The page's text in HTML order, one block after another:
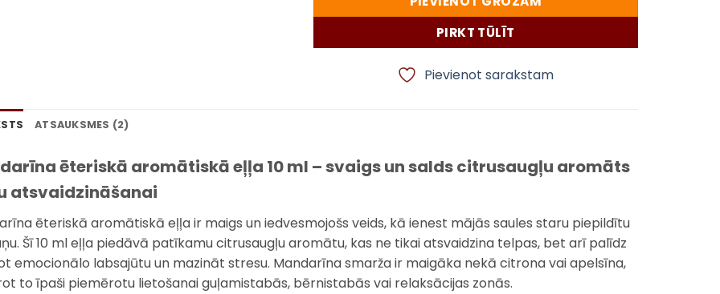
PIRKT TŪLĪT
Pievienot sarakstam
ATSAUKSMES (2)
ēteriskā aromātiskā eļļa 10 ml – svaigs un salds citrusaugļu aromāts
atsvaidzināšanai
ēteriskā aromātiskā eļļa ir maigs un iedvesmojošs veids, kā ienest mājās saules staru piepildītu
Šī 10 ml eļļa piedāvā patīkamu citrusaugļu aromātu, kas ne tikai atsvaidzina telpas, bet arī palīdz
emocionālo labsajūtu un mazināt stresu. Mandarīna smarža ir maigāka nekā citrona vai apelsīna,
to īpaši piemērotu lietošanai guļamistabās, bērnistabās vai relaksācijas zonās.